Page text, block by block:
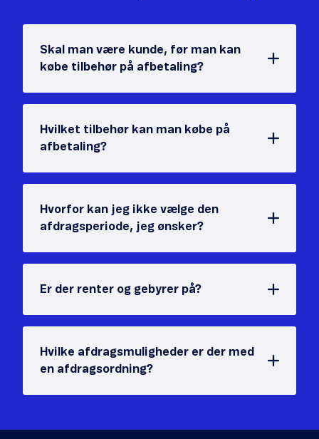
Skal man være kunde, før man kan
købe tilbehør på afbetaling?
Hvilket tilbehør kan man købe på
afbetaling?
Hvorfor kan jeg ikke vælge den
afdragsperiode, jeg ønsker?
Er der renter og gebyrer på?
Hvilke afdragsmuligheder er der med
en afdragsordning?